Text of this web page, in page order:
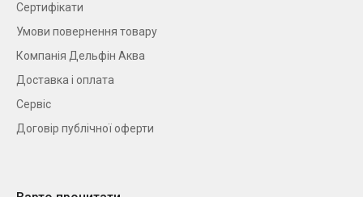
Сертифікати
Умови повернення товару
Компанія Дельфін Аква
Доставка і оплата
Сервіс
Договір публічної оферти